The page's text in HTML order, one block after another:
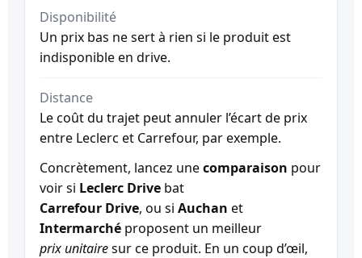
Disponibilité
Un prix bas ne sert à rien si le produit est
indisponible en drive.
Distance
Le coût du trajet peut annuler l’écart de prix
entre Leclerc et Carrefour, par exemple.
Concrètement, lancez unecomparaison pour
voir si Leclerc Drive bat
Carrefour Drive, ou si Auchan et
Intermarché proposent un meilleur
prix unitairesur ce produit. En un coup d’œil,